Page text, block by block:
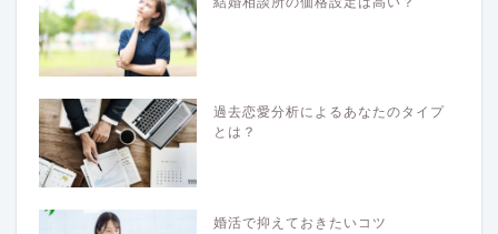
過去恋愛分析によるあなたのタイプ
とは？
婚活で抑えておきたいコツ